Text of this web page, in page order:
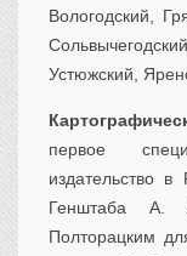
Разное
Вологодский,
Устюжский,
первое
издательство
Генштаба А.
Полторацким